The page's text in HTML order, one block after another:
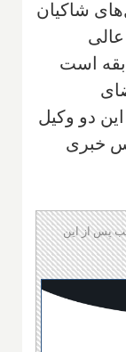
شاکیان
عالی
است
دو وکیل
خبری
پس از این